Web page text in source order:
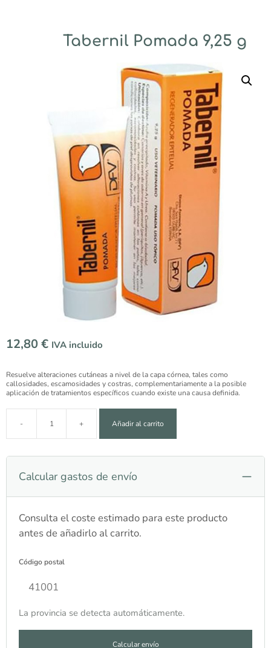
Tabernil Pomada 9,25 g
12,80 € IVA incluido
Resuelve alteraciones cutáneas a nivel de la capa córnea, tales como
callosidades, escamosidades y costras, complementariamente a la posible
aplicación de tratamientos específicos cuando existe una causa definida.
- Tabernil Pomada 9,25 g cantidad
+ Añadir al carrito
Calcular gastos de envío
Consulta el coste estimado para este producto
antes de añadirlo al carrito.
Código postal
La provincia se detecta automáticamente.
Calcular envío